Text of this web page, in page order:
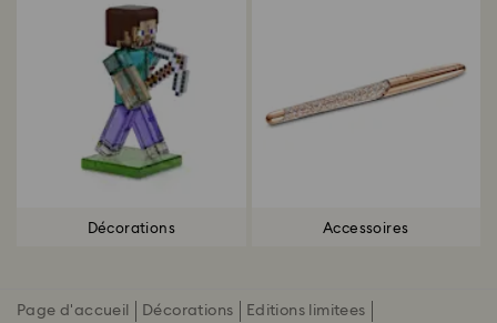
Décorations Accessoires
Page d'accueil Décorations
Editions limitees